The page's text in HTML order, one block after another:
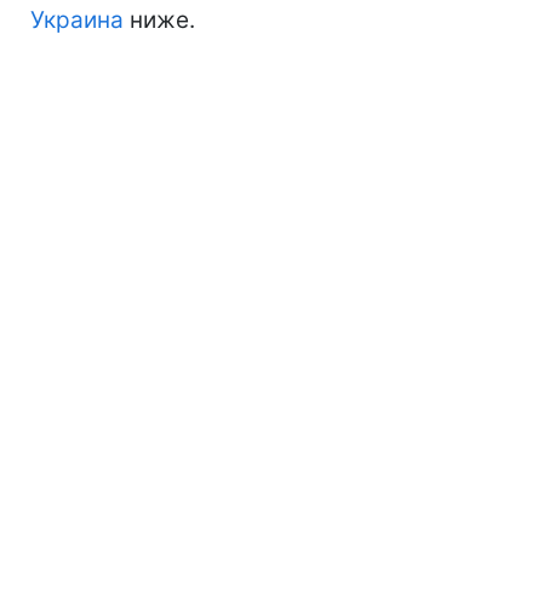
Украина ниже.